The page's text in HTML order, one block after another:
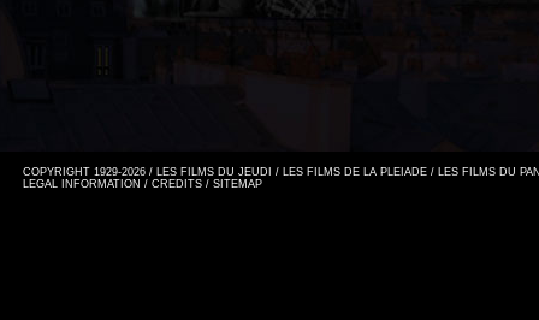
COPYRIGHT 1929-2026 / LES FILMS DU JEUDI / LES FILMS DE LA PLEIADE / LES FILMS DU
LEGAL INFORMATION / CREDITS / SITEMAP